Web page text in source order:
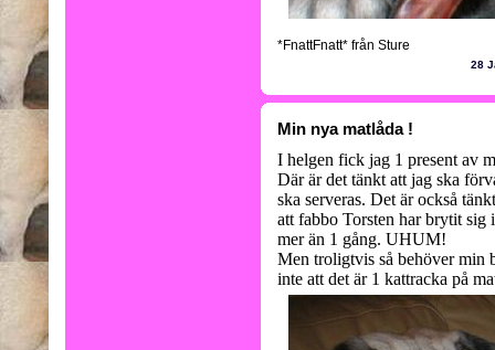
*FnattFnatt* från Sture
28
Min nya matlåda !
I helgen fick jag 1 present av
Där är det tänkt att jag ska
ska serveras. Det är också
att fabbo Torsten har brytit
mer än 1 gång. UHUM!
Men troligtvis så behöver min
inte att det är 1 kattracka på